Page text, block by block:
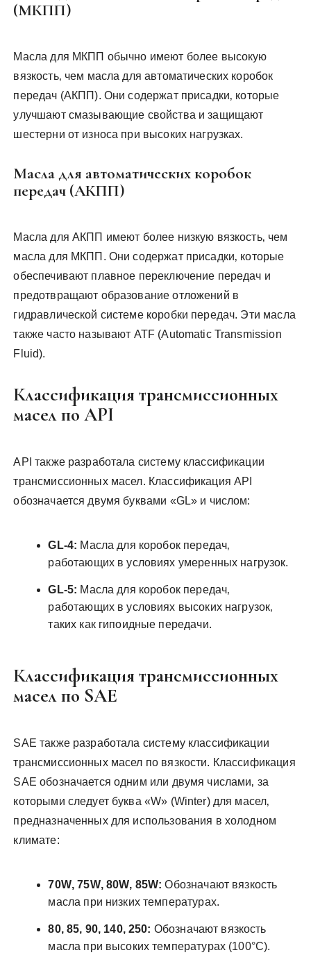
(МКПП)
Масла для МКПП обычно имеют более высокую
вязкость‚ чем масла для автоматических коробок
передач (АКПП). Они содержат присадки‚ которые
улучшают смазывающие свойства и защищают
шестерни от износа при высоких нагрузках.
Масла для автоматических коробок
передач (АКПП)
Масла для АКПП имеют более низкую вязкость‚ чем
масла для МКПП. Они содержат присадки‚ которые
обеспечивают плавное переключение передач и
предотвращают образование отложений в
гидравлической системе коробки передач. Эти масла
также часто называют ATF (Automatic Transmission
Fluid).
Классификация трансмиссионных
масел по API
API также разработала систему классификации
трансмиссионных масел. Классификация API
обозначается двумя буквами «GL» и числом:
GL-4: Масла для коробок передач‚
работающих в условиях умеренных нагрузок.
GL-5: Масла для коробок передач‚
работающих в условиях высоких нагрузок‚
таких как гипоидные передачи.
Классификация трансмиссионных
масел по SAE
SAE также разработала систему классификации
трансмиссионных масел по вязкости. Классификация
SAE обозначается одним или двумя числами‚ за
которыми следует буква «W» (Winter) для масел‚
предназначенных для использования в холодном
климате:
70W‚ 75W‚ 80W‚ 85W: Обозначают вязкость
масла при низких температурах.
80‚ 85‚ 90‚ 140‚ 250: Обозначают вязкость
масла при высоких температурах (100°C).